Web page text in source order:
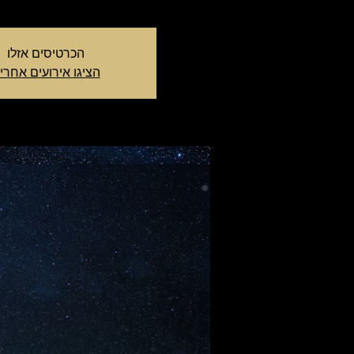
הכרטיסים אזלו
הציגו אירועים